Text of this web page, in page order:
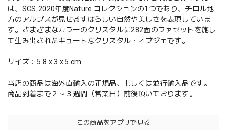
は、SCS 2020年度Nature コレクションの1つであり、チロル地
方のアルプスが見せるすばらしい自然や美しさを表現していま
す。さまざまなカラーのクリスタルに282面のファセットを施し
て生み出されたキュートなクリスタル・オブジェです。
サイズ：5.8 x 3 x 5 cm
当店の商品は海外直輸入の正規品、もしくは並行輸入品です。
商品到着まで２～３週間（営業日）前後頂いております。
この商品をアプリで見る